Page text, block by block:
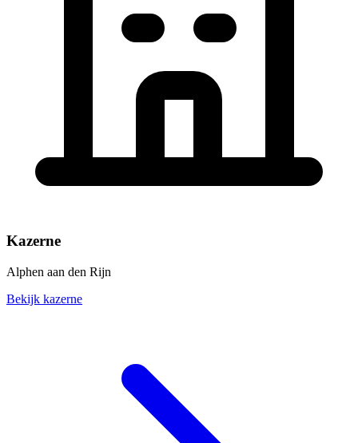
Kazerne
Alphen aan den Rijn
Bekijk kazerne